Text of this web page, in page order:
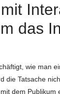
das
wie man
die Tatsache
dem Publikum